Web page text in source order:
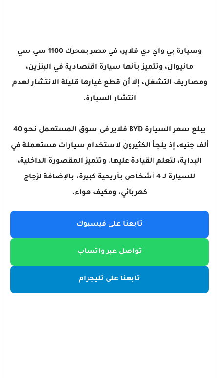
وسيارة بي واي دي فلاير، في مصر بمحرك 1100 سي سي
مانيوال، وتتميز بأنها سيارة اقتصادية في البنزين،
ومصاريف التشغل، إلا أن قطع غيارها قليلة الانتشار لعدم
انتشار السيارة.
يبلع سعر السيارة BYD فلاير فى سوق المستعمل نحو 40
ألف جنيه، إذ يلجأ الكثيرون لاستخدام سيارات مستعملة في
البداية، لتعلم القيادة عليها، وتتميز المقصورة الداخلية،
للسيارة لـ 4 أشخاص بأريحية كبيرة، بالإضافة لزجاج
كهربائي، ومكيف هواء.
تابعنا على فيسبوك
تواصل عبر واتساب
تابعنا على تليجرام